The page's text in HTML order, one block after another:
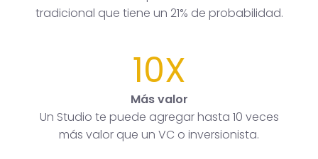
tradicional que tiene un 21% de probabilidad.
10X
Más valor
Un Studio te puede agregar hasta 10 veces
más valor que un VC o inversionista.